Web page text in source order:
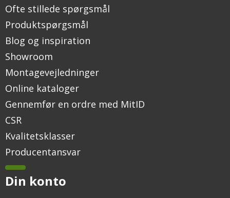
Ofte stillede spørgsmål
Produktspørgsmål
Blog og inspiration
Showroom
Montagevejledninger
Online kataloger
Gennemfør en ordre med MitID
CSR
Kvalitetsklasser
Producentansvar
Din konto